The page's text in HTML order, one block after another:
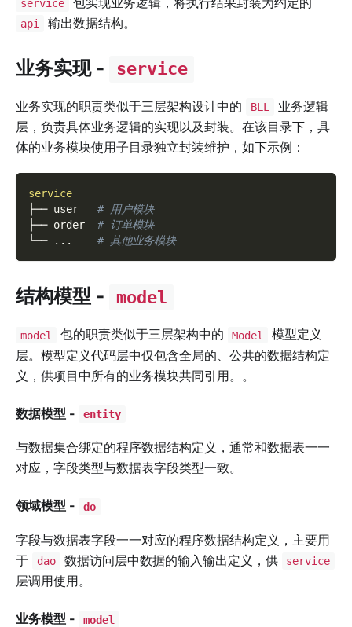
service
api 输出数据结构。
业务实现 - service
业务实现的职责类似于三层架构设计中的 BLL
业务逻辑
层，负责具体业务逻辑的实现以及封装。在该目录下，具
体的业务模块使用子目录独立封装维护，如下示例：
service
├── user # 用户模块
├── order # 订单模块
└──
.. . # 其他业务模块
结构模型 - model
model 包的职责类似于三层架构中的 Model
模型定义
层。模型定义代码层中仅包含全局的、公共的数据结构定
义，供项目中所有的业务模块共同引用。。
数据模型 - entity
与数据集合绑定的程序数据结构定义，通常和数据表一一
对应，字段类型与数据表字段类型一致。
领域模型 - do
字段与数据表字段一一对应的程序数据结构定义，主要用
于
dao 数据访问层中数据的输入输出定义，供 service
层调用使用。
业务模型 - model